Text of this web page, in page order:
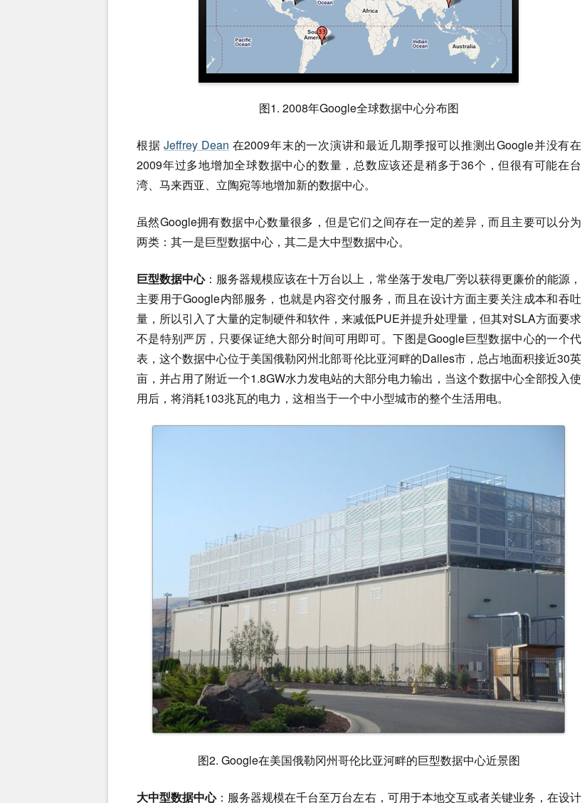
图1. 2008年Google全球数据中心分布图
根据Jeffrey Dean 在2009年末的一次演讲和最近几期季报可以推测出Google并没有在
2009年过多地增加全球数据中心的数量，总数应该还是稍多于36个，但很有可能在台
湾、马来西亚、立陶宛等地增加新的数据中心。
虽然Google拥有数据中心数量很多，但是它们之间存在一定的差异，而且主要可以分为
两类：其一是巨型数据中心，其二是大中型数据中心。
巨型数据中心：服务器规模应该在十万台以上，常坐落于发电厂旁以获得更廉价的能源，
主要用于Google内部服务，也就是内容交付服务，而且在设计方面主要关注成本和吞吐
量，所以引入了大量的定制硬件和软件，来减低PUE并提升处理量，但其对SLA方面要求
不是特别严厉，只要保证绝大部分时间可用即可。下图是Google巨型数据中心的一个代
表，这个数据中心位于美国俄勒冈州北部哥伦比亚河畔的Dalles市，总占地面积接近30英
亩，并占用了附近一个1.8GW水力发电站的大部分电力输出，当这个数据中心全部投入使
用后，将消耗103兆瓦的电力，这相当于一个中小型城市的整个生活用电。
图2. Google在美国俄勒冈州哥伦比亚河畔的巨型数据中心近景图
大中型数据中心：服务器规模在千台至万台左右，可用于本地交互或者关键业务，在设计